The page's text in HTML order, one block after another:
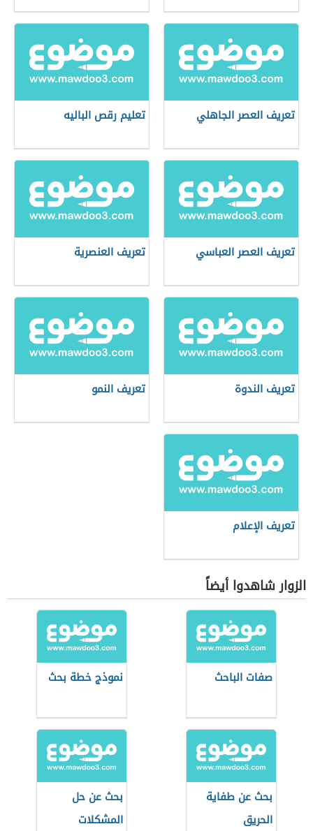
تعريف العصر الجاهلي تعليم رقص الباليه
تعريف العصر العباسي تعريف العنصرية
تعريف الندوة تعريف النمو
تعريف الإعلام
الزوار شاهدوا أيضاً
صفات الباحث نموذج خطة بحث
بحث عن طفاية
الحريق
بحث عن حل
المشكلات